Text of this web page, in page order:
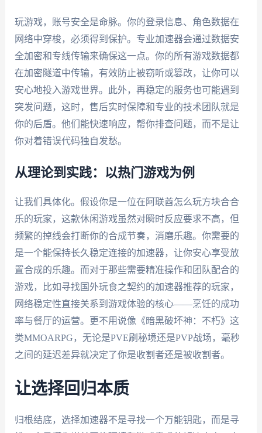
玩游戏，账号安全是命脉。你的登录信息、角色数据在
网络中穿梭，必须得到保护。专业加速器会通过数据安
全加密和专线传输来确保这一点。你的所有游戏数据都
在加密隧道中传输，有效防止被窃听或篡改，让你可以
安心地投入游戏世界。此外，再稳定的服务也可能遇到
突发问题，这时，售后实时保障和专业的技术团队就是
你的后盾。他们能快速响应，帮你排查问题，而不是让
你对着错误代码独自发愁。
从理论到实践：以热门游戏为例
让我们具体化。假设你是一位在阿联酋怎么玩方块合合
乐的玩家，这款休闲游戏虽然对瞬时反应要求不高，但
频繁的掉线会打断你的合成节奏，消磨乐趣。你需要的
是一个能保持长久稳定连接的加速器，让你安心享受放
置合成的乐趣。而对于那些需要精准操作和团队配合的
游戏，比如寻找国外玩食之契约的加速器推荐的玩家，
网络稳定性直接关系到游戏体验的核心——烹饪的成功
率与餐厅的运营。更不用说像《暗黑破坏神：不朽》这
类MMOARPG，无论是PVE刷秘境还是PVP战场，毫秒
之间的延迟差异就决定了你是收割者还是被收割者。
让选择回归本质
归根结底，选择加速器不是寻找一个万能钥匙，而是寻